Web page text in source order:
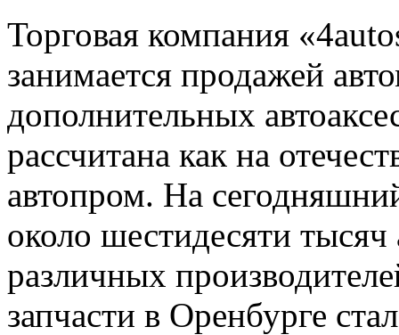
Торговая компания
занимается продажей
дополнительных
рассчитана как на
автопром. На
около шестидесяти
различных
запчасти в Оренбурге